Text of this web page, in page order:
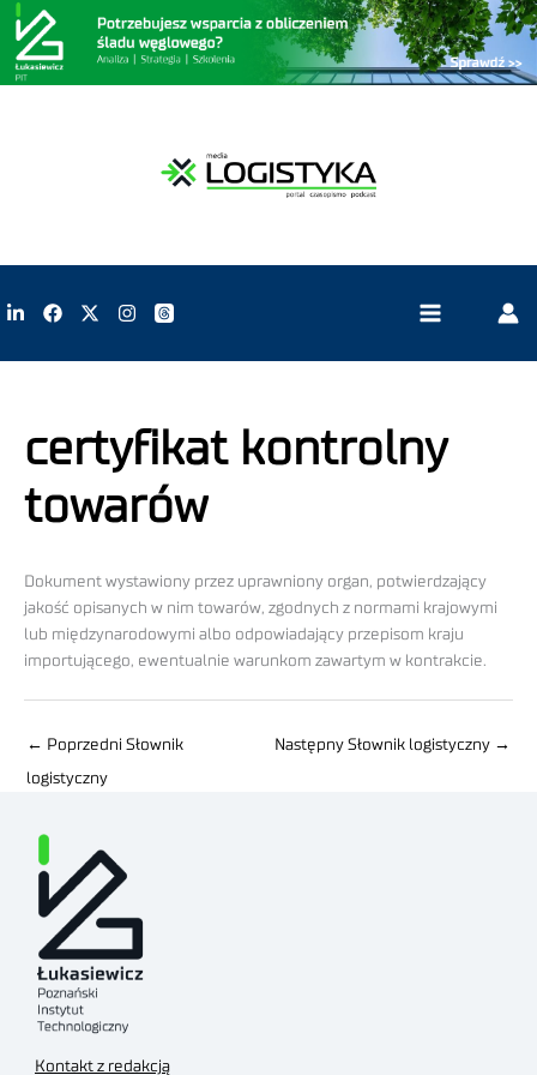
certyfikat kontrolny
towarów
Dokument wystawiony przez uprawniony organ, potwierdzający
jakość opisanych w nim towarów, zgodnych z normami krajowymi
lub międzynarodowymi albo odpowiadający przepisom kraju
importującego, ewentualnie warunkom zawartym w kontrakcie.
← Poprzedni Słownik
logistyczny
Następny Słownik logistyczny →
Kontakt z redakcją